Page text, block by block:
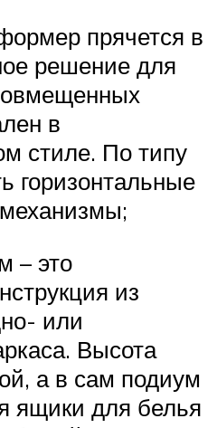
прячется в
решение для
в
стиле. По типу
горизонтальные
– это
из
или
Высота
а в сам подиум
ящики для белья